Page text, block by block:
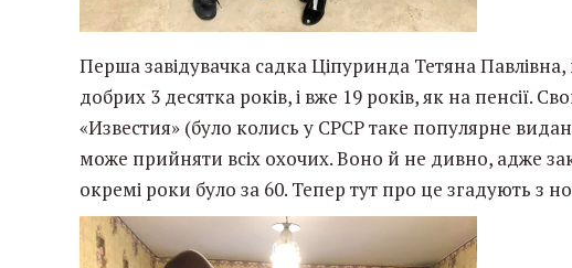
Перша завідувачка садка Ціпуринда Тетяна
добрих 3 десятка років, і вже 19 років, як на пенсії.
«Известия» (було колись у СРСР таке популярне
може прийняти всіх охочих. Воно й не дивно, адже
окремі роки було за 60. Тепер тут про це згадують з